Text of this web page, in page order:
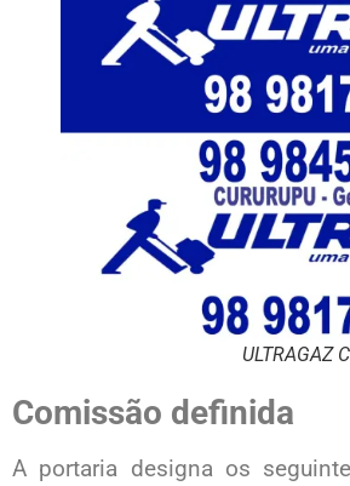
ULTRAGAZ
Comissão definida
A portaria designa os